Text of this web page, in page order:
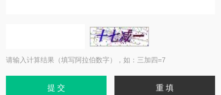
请输入计算结果（填写阿拉伯数字），如：三加四=7